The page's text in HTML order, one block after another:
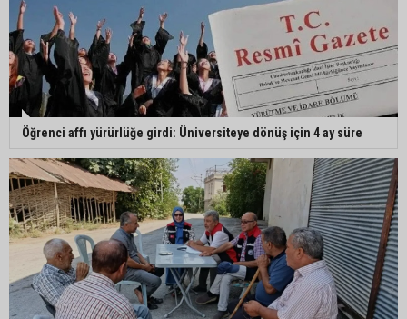
ATÜ’de "Sunar Gastronomi ve Mutfak Sanatları
Akademisi" kuruluyor
Öğrenci affı yürürlüğe girdi: Üniversiteye dönüş için 4 ay süre